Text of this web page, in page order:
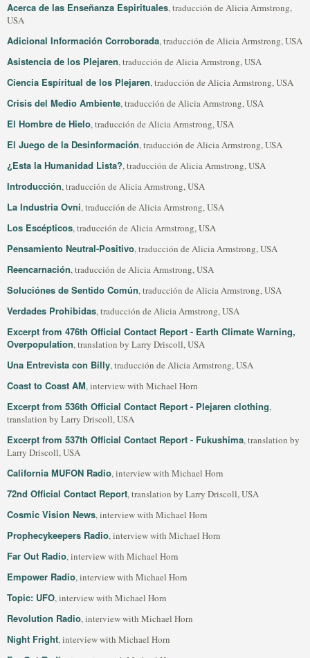
Acerca de las Enseñanza Espirituales, traducción de Alicia Armstrong,
USA
Adicional Información Corroborada, traducción de Alicia Armstrong, USA
Asistencia de los Plejaren, traducción de Alicia Armstrong, USA
Ciencia Espíritual de los Plejaren, traducción de Alicia Armstrong, USA
Crisis del Medio Ambiente, traducción de Alicia Armstrong, USA
El Hombre de Hielo, traducción de Alicia Armstrong, USA
El Juego de la Desinformación, traducción de Alicia Armstrong, USA
¿Esta la Humanidad Lista?, traducción de Alicia Armstrong, USA
Introducción, traducción de Alicia Armstrong, USA
La Industria Ovni, traducción de Alicia Armstrong, USA
Los Escépticos, traducción de Alicia Armstrong, USA
Pensamiento Neutral-Positivo, traducción de Alicia Armstrong, USA
Reencarnación, traducción de Alicia Armstrong, USA
Soluciónes de Sentido Común, traducción de Alicia Armstrong, USA
Verdades Prohibidas, traducción de Alicia Armstrong, USA
Excerpt from 476th Official Contact Report - Earth Climate Warning,
Overpopulation, translation by Larry Driscoll, USA
Una Entrevista con Billy, traducción de Alicia Armstrong, USA
Coast to Coast AM, interview with Michael Horn
Excerpt from 536th Official Contact Report - Plejaren clothing,
translation by Larry Driscoll, USA
Excerpt from 537th Official Contact Report - Fukushima, translation by
Larry Driscoll, USA
California MUFON Radio, interview with Michael Horn
72nd Official Contact Report, translation by Larry Driscoll, USA
Cosmic Vision News, interview with Michael Horn
Prophecykeepers Radio, interview with Michael Horn
Far Out Radio, interview with Michael Horn
Empower Radio, interview with Michael Horn
Topic: UFO, interview with Michael Horn
Revolution Radio, interview with Michael Horn
Night Fright, interview with Michael Horn